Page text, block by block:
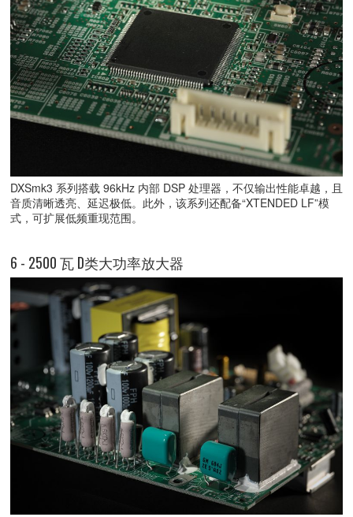
DXSmk3 系列搭载 96kHz 内部 DSP 处理器，不仅输出性能卓越，且
音质清晰透亮、延迟极低。此外，该系列还配备“XTENDED LF”模
式，可扩展低频重现范围。
6 - 2500 瓦 D类大功率放大器